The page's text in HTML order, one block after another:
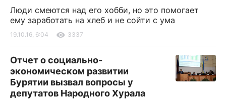
Люди смеются над его хобби, но это помогает
ему заработать на хлеб и не сойти с ума
19.10.16, 6:04 3337
Отчет о социально-
экономическом развитии
Бурятии вызвал вопросы у
депутатов Народного Хурала